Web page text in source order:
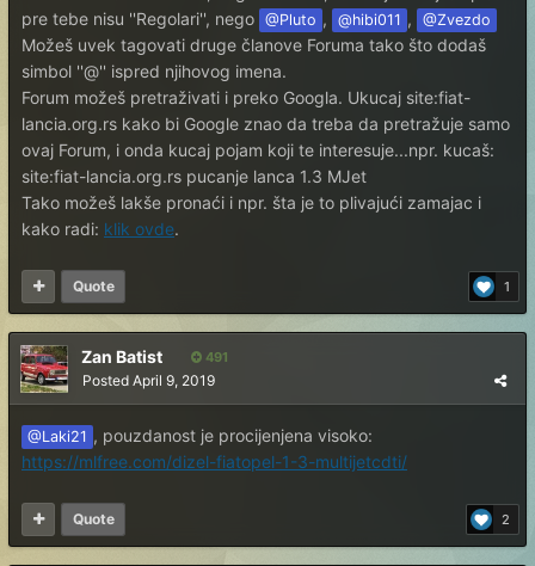
pre tebe nisu ''Regolari'', nego @Pluto , @hibi011 , @Zvezdo
Možeš uvek tagovati druge članove Foruma tako što dodaš
simbol ''@'' ispred njihovog imena.
Forum možeš pretraživati i preko Googla. Ukucaj site:fiat-
lancia.org.rs kako bi Google znao da treba da pretražuje samo
ovaj Forum, i onda kucaj pojam koji te interesuje...npr. kucaš:
site:fiat-lancia.org.rs pucanje lanca 1.3 MJet
Tako možeš lakše pronaći i npr. šta je to plivajući zamajac i
kako radi: klik ovde.
1
Quote
Zan Batist 491
Posted April 9, 2019
@Laki21 , pouzdanost je procijenjena visoko:
https://mlfree.com/dizel-fiatopel-1-3-multijetcdti/
2
Quote